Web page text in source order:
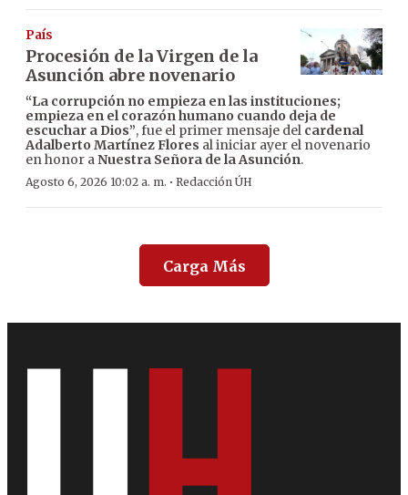
País
Procesión de la Virgen de la
Asunción abre novenario
“La corrupción no empieza en las instituciones;
empieza en el corazón humano cuando deja de
escuchar a Dios”, fue el primer mensaje del cardenal
Adalberto Martínez Flores al iniciar ayer el novenario
en honor aNuestra Señora de la Asunción.
Agosto 6, 2026 10:02 a. m. · Redacción ÚH
Carga Más